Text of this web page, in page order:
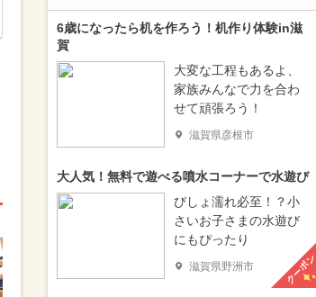
6歳になったら机を作ろう！机作り体験in滋
賀
大変な工程もあるよ、
家族みんなで力を合わ
せて頑張ろう！
滋賀県彦根市
大人気！無料で遊べる噴水コーナーで水遊び
びしょ濡れ必至！？小
さいお子さまの水遊び
にもぴったり
滋賀県野洲市 クーポン